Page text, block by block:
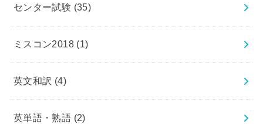
センター試験 (35)
ミスコン2018 (1)
英文和訳 (4)
英単語・熟語 (2)